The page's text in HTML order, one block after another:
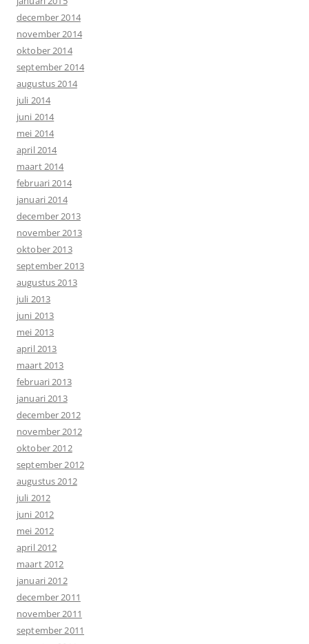
december 2014
november 2014
oktober 2014
september 2014
augustus 2014
juli 2014
juni 2014
mei 2014
april 2014
maart 2014
februari 2014
januari 2014
december 2013
november 2013
oktober 2013
september 2013
augustus 2013
juli 2013
juni 2013
mei 2013
april 2013
maart 2013
februari 2013
januari 2013
december 2012
november 2012
oktober 2012
september 2012
augustus 2012
juli 2012
juni 2012
mei 2012
april 2012
maart 2012
januari 2012
december 2011
november 2011
september 2011